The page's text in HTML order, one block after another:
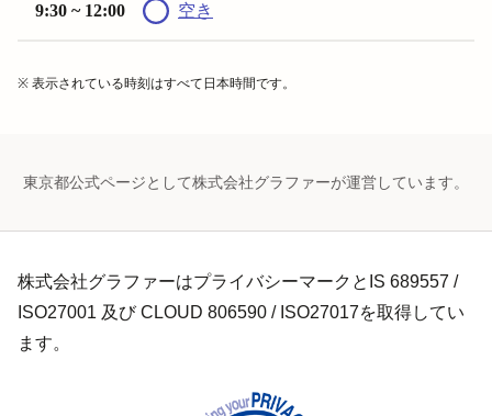
9:30 ~ 12:00 空き
※ 表示されている時刻はすべて日本時間です。
東京都公式ページとして株式会社グラファーが運営しています。
株式会社グラファーはプライバシーマークとIS 689557 /
ISO27001 及び CLOUD 806590 / ISO27017を取得してい
ます。